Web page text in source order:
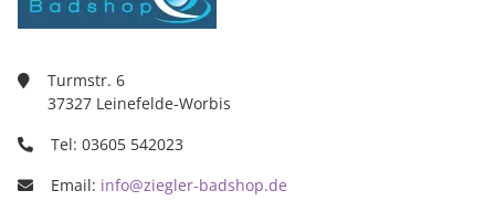
Turmstr. 6
37327 Leinefelde-Worbis
Tel: 03605 542023
Email: info@ziegler-badshop.de